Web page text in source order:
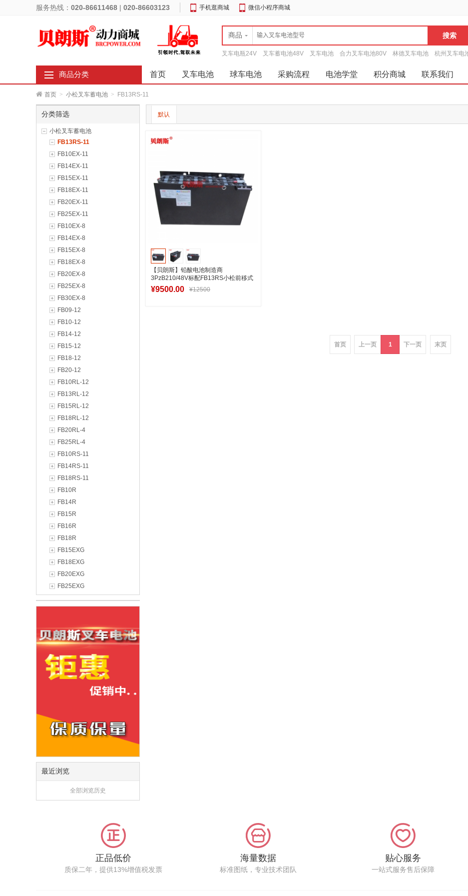
服务热线： 020-86611468 | 020-86603123 手机逛商城 微信小程序商城
商品
叉车电瓶24V 叉车蓄电池48V 叉车电池 合力叉车电池80V 林德叉车电池 杭州叉车电
商品分类 首页 叉车电池 球车电池 采购流程 电池学堂 积分商城 联系我们
首页 > 小松叉车蓄电池 > FB13RS-11
分类筛选
小松叉车蓄电池
FB13RS-11
FB10EX-11
FB14EX-11
FB15EX-11
FB18EX-11
FB20EX-11
FB25EX-11
FB10EX-8
FB14EX-8
FB15EX-8
FB18EX-8
FB20EX-8
FB25EX-8
FB30EX-8
FB09-12
FB10-12
FB14-12
FB15-12
FB18-12
FB20-12
FB10RL-12
FB13RL-12
FB15RL-12
FB18RL-12
FB20RL-4
FB25RL-4
FB10RS-11
FB14RS-11
FB18RS-11
FB10R
FB14R
FB15R
FB16R
FB18R
FB15EXG
FB18EXG
FB20EXG
FB25EXG
最近浏览
全部浏览历史
默认
【贝朗斯】铅酸电池制造商
3PzB210/48V标配FB13RS小松前移式
电瓶叉车电池
¥9500.00 ¥12500
首页 上一页 1 下一页 末页
正品低价
质保二年，提供13%增值税发票
海量数据
标准图纸，专业技术团队
贴心服务
一站式服务售后保障